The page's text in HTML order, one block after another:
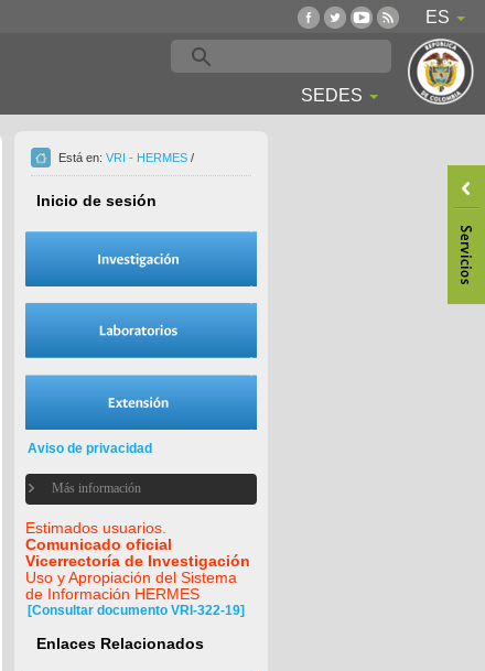
ES
SEDES
Está en: VRI - HERMES /
Inicio de sesión
Aviso de privacidad
Más información
Estimados usuarios.
Comunicado oficial
Vicerrectoría de Investigación
Uso y Apropiación del Sistema
de Información HERMES
[Consultar documento VRI-322-19]
Enlaces Relacionados